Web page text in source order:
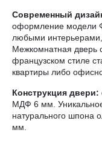
Современный
оформление модели
любыми
Межкомнатная дверь
французском стиле
квартиры либо
Конструкция двери:
МДФ 6 мм.
натурального шпона
мм.